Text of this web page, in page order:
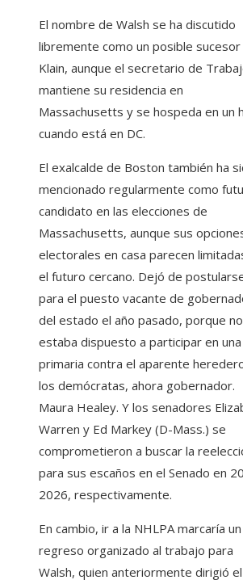
El nombre de Walsh se ha discutido
libremente como un posible sucesor
Klain, aunque el secretario de
mantiene su residencia en
Massachusetts y se hospeda en un
cuando está en DC.
El exalcalde de Boston también ha
mencionado regularmente como
candidato en las elecciones de
Massachusetts, aunque sus
electorales en casa parecen
el futuro cercano. Dejó de
para el puesto vacante de
del estado el año pasado, porque no
estaba dispuesto a participar en una
primaria contra el aparente
los demócratas, ahora gobernador.
Maura Healey. Y los senadores
Warren y Ed Markey (D-Mass.) se
comprometieron a buscar la
para sus escaños en el Senado en
2026, respectivamente.
En cambio, ir a la NHLPA marcaría un
regreso organizado al trabajo para
Walsh, quien anteriormente dirigió el